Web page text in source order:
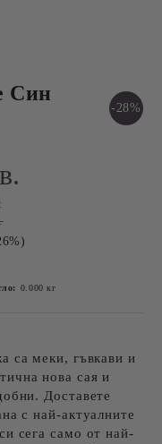
Син
-28%
0.000 кг
са меки, гъвкави и
нова сая и
Доставете
с най-актуалните
сега само от най-